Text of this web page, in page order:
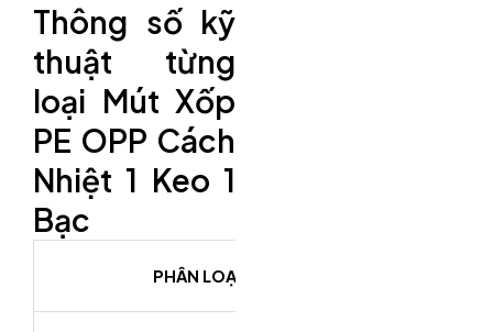
Thông số kỹ
thuật từng
loại Mút Xốp
PE OPP Cách
Nhiệt 1 Keo 1
Bạc
PHÂN LOẠI